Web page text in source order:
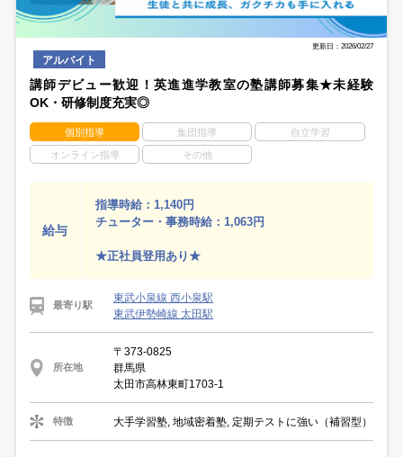
更新日：2026/02/27
アルバイト
講師デビュー歓迎！英進進学教室の塾講師募集★未経験
OK・研修制度充実◎
個別指導 集団指導 自立学習
オンライン指導 その他
給与
指導時給：1,140円
チューター・事務時給：1,063円
★正社員登用あり★
最寄り駅
東武小泉線 西小泉駅
東武伊勢崎線 太田駅
所在地
〒373-0825
群馬県
太田市高林東町1703-1
特徴 大手学習塾, 地域密着塾, 定期テストに強い（補習型）